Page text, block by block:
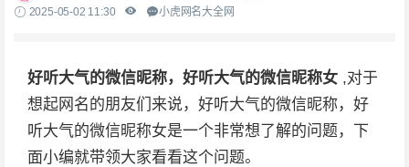
2025-05-02 11:30
小虎网名大全网
好听大气的微信昵称，好听大气的微信昵称女 ,对于
想起网名的朋友们来说，好听大气的微信昵称，好
听大气的微信昵称女是一个非常想了解的问题，下
面小编就带领大家看看这个问题。